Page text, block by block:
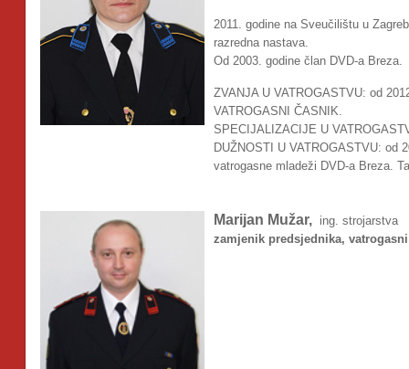
2011. godine na Sveučilištu u
razredna nastava.
Od 2003. godine član DVD-a Breza.
ZVANJA U VATROGASTVU: od
VATROGASNI ČASNIK.
SPECIJALIZACIJE U
DUŽNOSTI U VATROGASTVU: od
vatrogasne mladeži DVD-a Breza.
Marijan Mužar, ing. strojarstva
zamjenik predsjednika,